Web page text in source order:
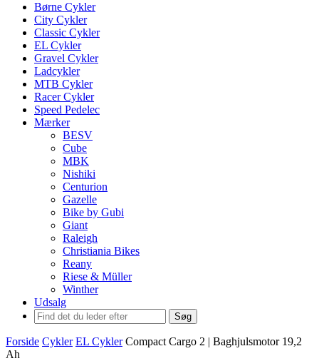
Børne Cykler
City Cykler
Classic Cykler
EL Cykler
Gravel Cykler
Ladcykler
MTB Cykler
Racer Cykler
Speed Pedelec
Mærker
BESV
Cube
MBK
Nishiki
Centurion
Gazelle
Bike by Gubi
Giant
Raleigh
Christiania Bikes
Reany
Riese & Müller
Winther
Udsalg
Søg
Forside Cykler EL Cykler Compact Cargo 2 | Baghjulsmotor 19,2
Ah